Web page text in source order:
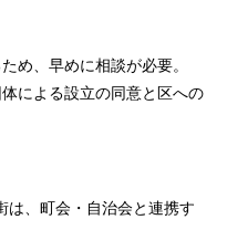
め、早めに相談が必要。
による設立の同意と区への
は、町会・自治会と連携す